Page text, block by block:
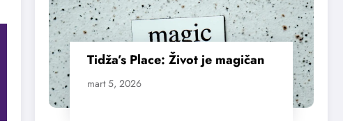
Tidža’s Place: Život je magičan
mart 5, 2026